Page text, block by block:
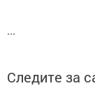
...
Следите за